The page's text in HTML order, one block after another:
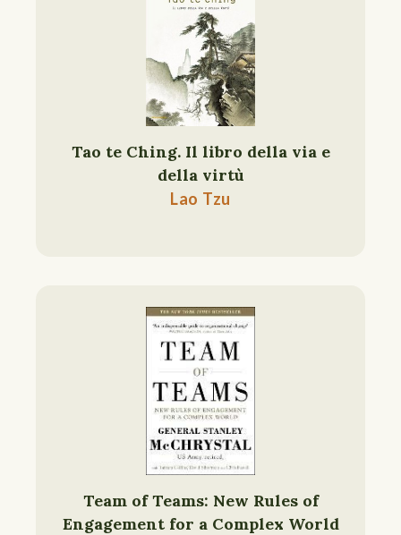
Tao te Ching. Il libro della via e
della virtù
Lao Tzu
Team of Teams: New Rules of
Engagement for a Complex World